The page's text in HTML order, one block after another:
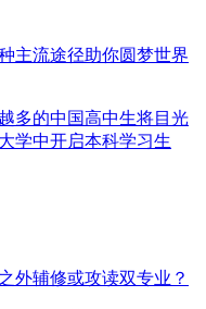
主流途径助你圆梦世界
多的中国高中生将目光
学中开启本科学习生
外辅修或攻读双专业？